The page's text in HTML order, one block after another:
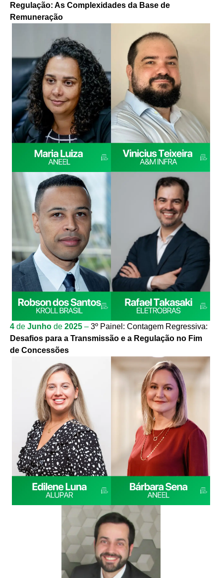
Regulação: As Complexidades da Base de
Remuneração
4 de Junho de 2025 – 3º Painel: Contagem Regressiva:
Desafios para a Transmissão e a Regulação no Fim
de Concessões